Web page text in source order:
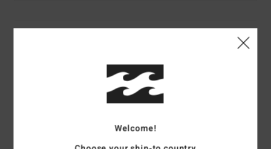
T-shirt à manches courtes Beige Garçon 8-16 ans
Code couleur
coton (160 g/m2) jersey de rayures en tissé-
Welcome!